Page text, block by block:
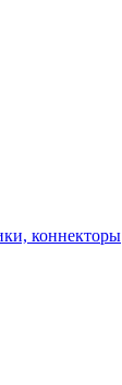
коннекторы